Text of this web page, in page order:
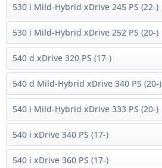
530 i Mild-Hybrid xDrive 245 PS (22-)
530 i Mild-Hybrid xDrive 252 PS (20-)
540 d xDrive 320 PS (17-)
540 d Mild-Hybrid xDrive 340 PS (20-)
540 i Mild-Hybrid xDrive 333 PS (20-)
540 i xDrive 340 PS (17-)
540 i xDrive 360 PS (17-)